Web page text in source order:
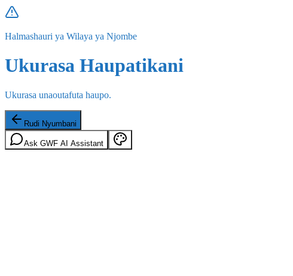
Halmashauri ya Wilaya ya Njombe
Ukurasa Haupatikani
Ukurasa unaoutafuta haupo.
Rudi Nyumbani
Ask GWF AI Assistant